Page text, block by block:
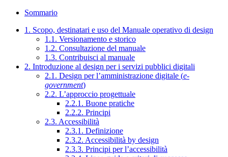
Sommario
1. Scopo, destinatari e uso del Manuale operativo di design
1.1. Versionamento e storico
1.2. Consultazione del manuale
1.3. Contribuisci al manuale
2. Introduzione al design per i servizi pubblici digitali
2.1. Design per l’amministrazione digitale (e-
government)
2.2. L’approccio progettuale
2.2.1. Buone pratiche
2.2.2. Principi
2.3. Accessibilità
2.3.1. Definizione
2.3.2. Accessibilità by design
2.3.3. Principi per l’accessibilità